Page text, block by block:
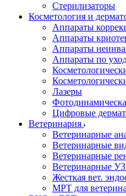
Стерилизаторы
Косметология и
Аппараты
Аппараты
Аппараты
Аппараты по
Лазеры
Цифровые
Ветеринария
Ветеринарные
Ветеринарные
Ветеринарные
Ветеринарные
Жесткая вет.
МРТ для